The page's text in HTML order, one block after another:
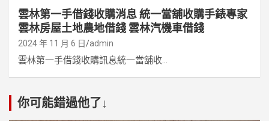
雲林第一手借錢收購消息 統一當舖收購手錶專家
雲林房屋土地農地借錢 雲林汽機車借錢
2024 年 11 月 6 日 admin
雲林第一手借錢收購訊息統一當舖收...
你可能錯過他了↓